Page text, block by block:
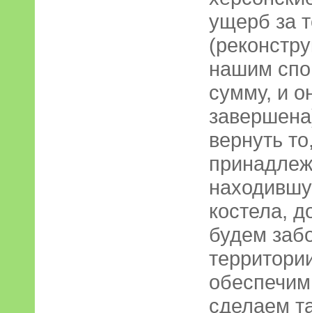
ущерб за
нашим
сумму, и
вернуть
костела,
будем
сделаем